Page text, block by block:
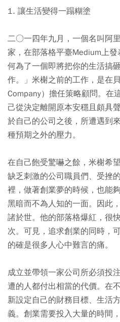
1. 讓生活變得一蹋糊塗
二○一四年九月，一個名叫阿
家，在部落格平臺Medium上
何為了一個即將把你的生活搞
作。」米榭之前的工作，是在
Company）擔任策略顧問。在
己從決定離開原本安穩且頗具
於自己的公司之後，所遭遇到
種預期之外的壓力。
在自己飽受驚嚇之餘，米榭希
缺乏刺激的公司職員們、受挫
裡，做著創業夢的時候，也能
黑暗而不為人知的一面。因此
諸於世。他的部落格爆紅，很
次。可見，追求創業的同時，
的確是很多人心中難言的痛。
成立並帶領一家公司所必須投
遭的人都付出相當的代價。在
新設定自己的財務目標、生活
義。創業需要投入大量的時間